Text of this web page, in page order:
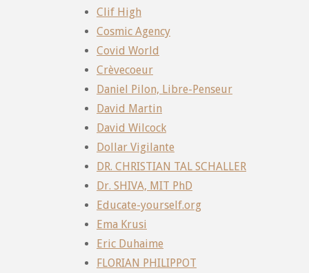
Clif High
Cosmic Agency
Covid World
Crèvecoeur
Daniel Pilon, Libre-Penseur
David Martin
David Wilcock
Dollar Vigilante
DR. CHRISTIAN TAL SCHALLER
Dr. SHIVA, MIT PhD
Educate-yourself.org
Ema Krusi
Eric Duhaime
FLORIAN PHILIPPOT